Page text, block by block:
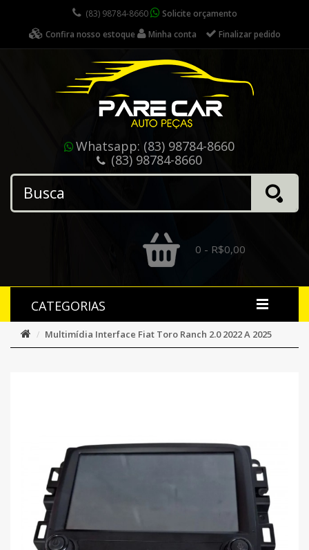
(83) 98784-8660
Solicite orçamento
Confira nosso estoque
Minha conta Finalizar pedido
Whatsapp: (83) 98784-8660
(83) 98784-8660
0 - R$0,00
CATEGORIAS
Multimídia Interface Fiat Toro Ranch 2.0 2022 A 2025